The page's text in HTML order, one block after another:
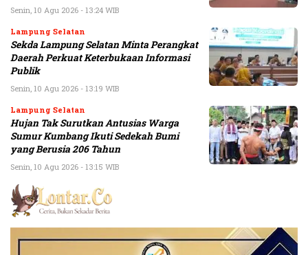
Senin, 10 Agu 2026 - 13:24 WIB
Lampung Selatan
Sekda Lampung Selatan Minta Perangkat
Daerah Perkuat Keterbukaan Informasi
Publik
Senin, 10 Agu 2026 - 13:19 WIB
Lampung Selatan
Hujan Tak Surutkan Antusias Warga
Sumur Kumbang Ikuti Sedekah Bumi
yang Berusia 206 Tahun
Senin, 10 Agu 2026 - 13:15 WIB